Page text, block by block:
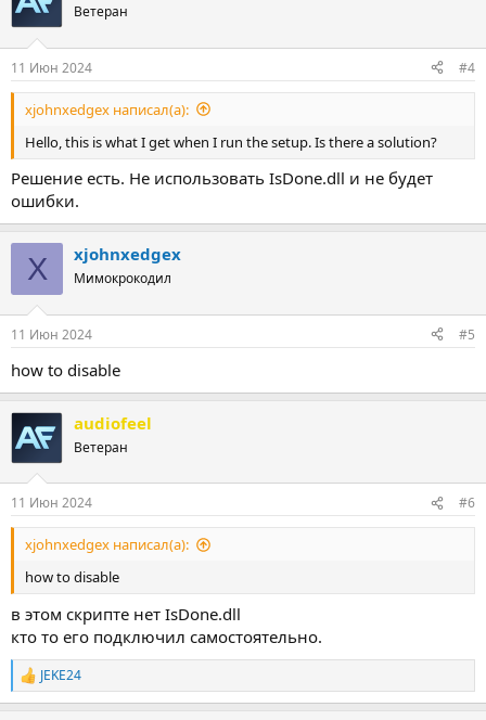
Ветеран
11 Июн 2024 #4
xjohnxedgex написал(а):
Hello, this is what I get when I run the setup. Is there a solution?
Решение есть. Не использовать IsDone.dll и не будет
ошибки.
X xjohnxedgex
Мимокрокодил
11 Июн 2024 #5
how to disable
audiofeel
Ветеран
11 Июн 2024 #6
xjohnxedgex написал(а):
how to disable
в этом скрипте нет IsDone.dll
кто то его подключил самостоятельно.
Р
е
JEKE24